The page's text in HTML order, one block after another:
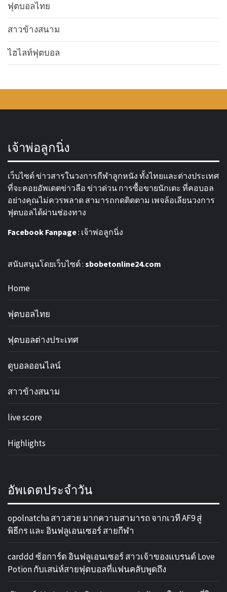
ฟุตบอลไทย
สาวข้างสนาม
ไฮไลท์ฟุตบอล
เจ้าพ่อลูกนิ่ง
เว็บไซต์ ข่าวสารในวงการกีฬาลูกหนัง ทั้งไทยและต่างประเทศ
ที่จะคอยอัพเดตข่าวลือ ข่าวด่วน การซื้อขายนักเตะ ที่คอบอล
อย่างคุณไม่ควรพลาด สามารถกดติดตาม เพจล้อเลียนวงการ
ฟุตบอลได้ผ่านช่องทาง
Facebook Fanpage: เจ้าพ่อลูกนิ่ง
สนับสนุนโดยเว็บไซต์ : sbobetonline24.com
Home
ฟุตบอลไทย
ฟุตบอลต่างประเทศ
ดูบอลออนไลน์
สาวข้างสนาม
live score
Highlights
อัพเดตประจำวัน
opolnatcha สาวสวย มากความสามารถ จากเวที AF9 สู่
พิธีกร และ อินฟลูเอนเซอร์ สายกีฬา
carddd ซ้อการ์ด อินฟลูเอนเซอร์ สาวเจ้าของแบรนด์ Love
Potion กับเสน่ห์สายฟุตบอลที่แฟนคลับพูดถึง